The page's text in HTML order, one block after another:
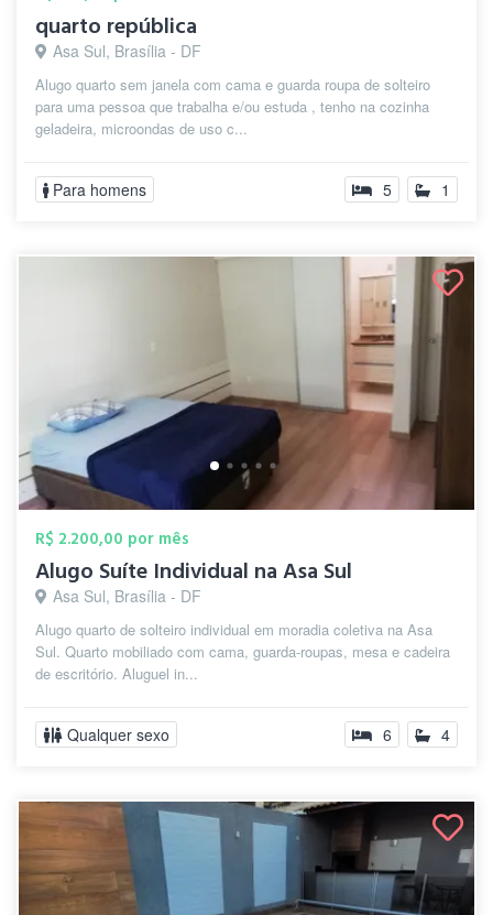
quarto república
Asa Sul, Brasília - DF
Alugo quarto sem janela com cama e guarda roupa de solteiro
para uma pessoa que trabalha e/ou estuda , tenho na cozinha
geladeira, microondas de uso c...
Para homens 5 1
R$ 2.200,00 por mês
Alugo Suíte Individual na Asa Sul
Asa Sul, Brasília - DF
Alugo quarto de solteiro individual em moradia coletiva na Asa
Sul. Quarto mobiliado com cama, guarda-roupas, mesa e cadeira
de escritório. Aluguel in...
Qualquer sexo 6 4